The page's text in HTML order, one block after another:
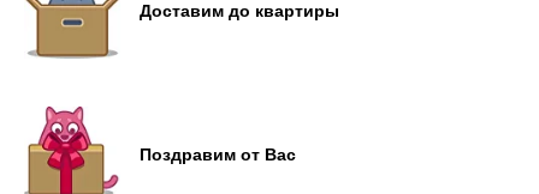
Доставим до квартиры
Поздравим от Вас